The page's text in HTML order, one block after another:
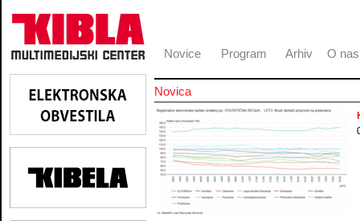
Novice Program Arhiv O nas
Novica